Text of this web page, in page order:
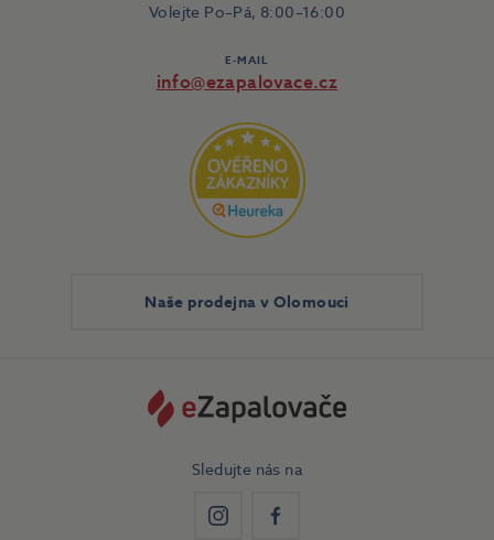
Volejte Po–Pá, 8:00–16:00
E-MAIL
info@ezapalovace.cz
Naše prodejna v Olomouci
Sledujte nás na
InstagramFacebook